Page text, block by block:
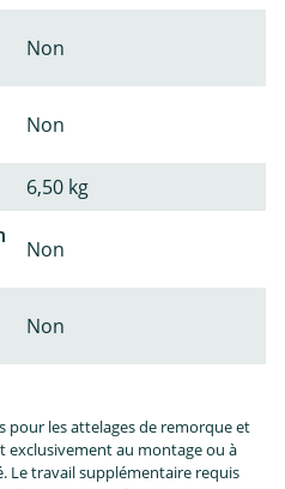
Non
Non
6,50 kg
Non
Non
pour les attelages de remorque et
exclusivement au montage ou à
Le travail supplémentaire requis